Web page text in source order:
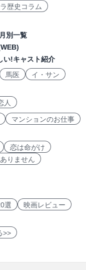
歴史コラム
別一覧
い!キャスト紹介
馬医
イ・サン
人
マンションのお仕事
恋は命がけ
りません
選
映画レビュー